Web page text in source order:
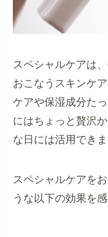
スペシャルケアは
おこなうスキンケ
ケアや保湿成分た
にはちょっと贅沢
な日には活用できま
スペシャルケアを
うな以下の効果を